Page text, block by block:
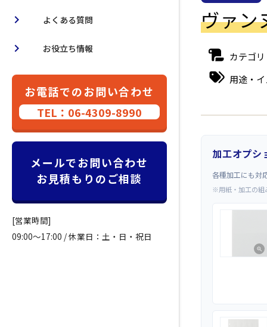
よくある質問
chevron_right
お役立ち情報
chevron_right
お電話でのお問い合わせ
TEL：06-4309-8990
メールでお問い合わせ
お見積もりのご相談
[営業時間]
09:00～17:00 / 休業日：土・日・祝日
ヴァン
カテゴリ
用途・
加工オプシ
各種加工にも対
※用紙・加工の組
zoom_in